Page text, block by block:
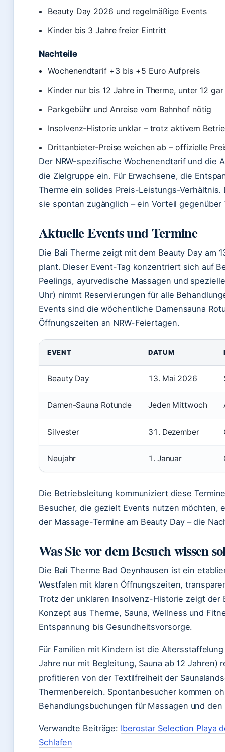
Beauty Day 2026 und regelmäßige Events
Kinder bis 3 Jahre freier Eintritt
Nachteile
Wochenendtarif +3 bis +5 Euro Aufpreis
Kinder nur bis 12 Jahre in Therme, unter 12
Parkgebühr und Anreise vom Bahnhof nötig
Insolvenz-Historie unklar – trotz aktivem
Drittanbieter-Preise weichen ab – offizielle
Der NRW-spezifische Wochenendtarif und die
die Zielgruppe ein. Für Erwachsene, die
Therme ein solides Preis-Leistungs-
sie spontan zugänglich – ein Vorteil
Aktuelle Events und Termine
Die Bali Therme zeigt mit dem Beauty Day am
plant. Dieser Event-Tag konzentriert sich auf
Peelings, ayurvedische Massagen und
Uhr) nimmt Reservierungen für alle
Events sind die wöchentliche Damensauna
Öffnungszeiten an NRW-Feiertagen.
EVENT DATUM
Beauty Day 13. Mai 2026
Damen-Sauna Rotunde Jeden Mittwoch
Silvester 31. Dezember
Neujahr 1. Januar
Die Betriebsleitung kommuniziert diese
Besucher, die gezielt Events nutzen möchten,
der Massage-Termine am Beauty Day – die
Was Sie vor dem Besuch wissen
Die Bali Therme Bad Oeynhausen ist ein
Westfalen mit klaren Öffnungszeiten,
Trotz der unklaren Insolvenz-Historie zeigt
Konzept aus Therme, Sauna, Wellness und
Entspannung bis Gesundheitsvorsorge.
Für Familien mit Kindern ist die
Jahre nur mit Begleitung, Sauna ab 12 Jahren)
profitieren von der Textilfreiheit der
Thermenbereich. Spontanbesucher kommen
Behandlungsbuchungen für Massagen und
Verwandte Beiträge: Iberostar Selection Playa
Schlafen